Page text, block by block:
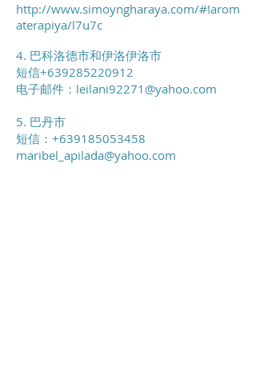
http://www.simoyngharaya.com/#!arom
aterapiya/l7u7c
4. 巴科洛德市和伊洛伊洛市
短信+639285220912
电子邮件： leilani92271@yahoo.com
5. 巴丹市
短信：+639185053458
maribel_apilada@yahoo.com